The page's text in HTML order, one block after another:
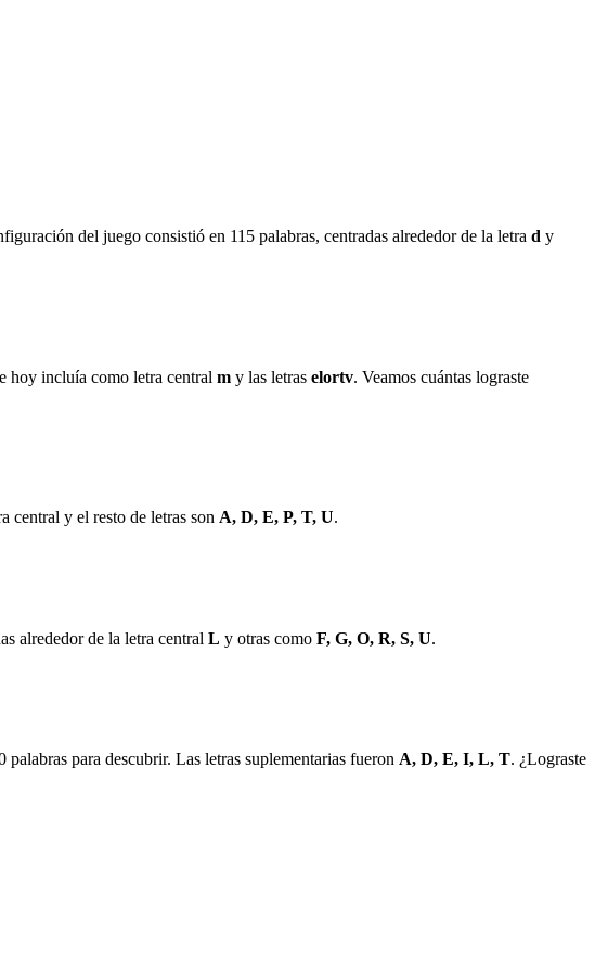
del juego consistió en 115 palabras, centradas alrededor de la letra d y
hoy incluía como letra central m y las letras elortv. Veamos cuántas lograste
central y el resto de letras son A, D, E, P, T, U.
alrededor de la letra central L y otras como F, G, O, R, S, U.
palabras para descubrir. Las letras suplementarias fueron A, D, E, I, L, T. ¿Lograste